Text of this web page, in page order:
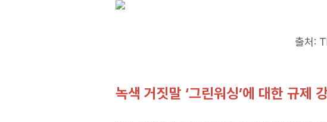
출처:
녹색 거짓말 ‘그린워싱’에 대한 규제